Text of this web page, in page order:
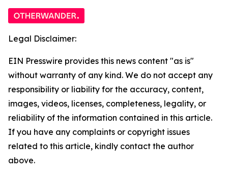
Legal Disclaimer:
EIN Presswire provides this news content "as is"
without warranty of any kind. We do not accept any
responsibility or liability for the accuracy, content,
images, videos, licenses, completeness, legality, or
reliability of the information contained in this article.
If you have any complaints or copyright issues
related to this article, kindly contact the author
above.